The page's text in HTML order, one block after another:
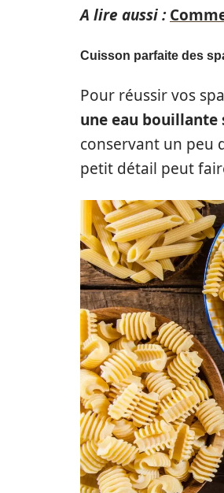
A lire aussi :
Cuisson parfaite des
Pour réussir vos
une eau bouillante
conservant un peu
petit détail peut